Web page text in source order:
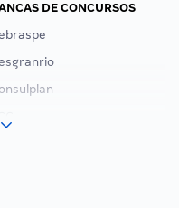
DE CONCURSOS